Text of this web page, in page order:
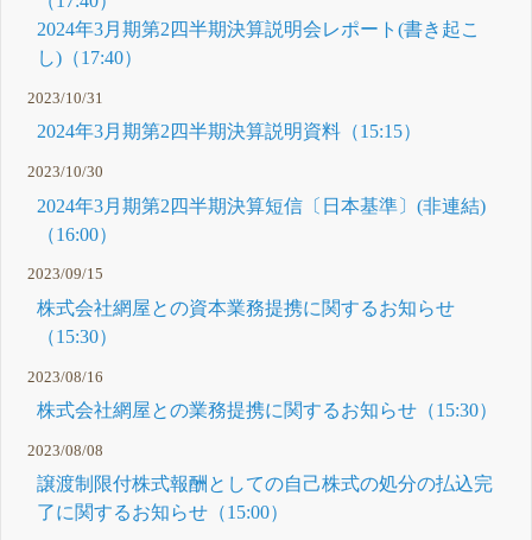
2024年3月期第2四半期決算説明会レポート(書き起こ
し)（17:40）
2023/10/31
2024年3月期第2四半期決算説明資料（15:15）
2023/10/30
2024年3月期第2四半期決算短信〔日本基準〕(非連結)
（16:00）
2023/09/15
株式会社網屋との資本業務提携に関するお知らせ
（15:30）
2023/08/16
株式会社網屋との業務提携に関するお知らせ（15:30）
2023/08/08
譲渡制限付株式報酬としての自己株式の処分の払込完
了に関するお知らせ（15:00）